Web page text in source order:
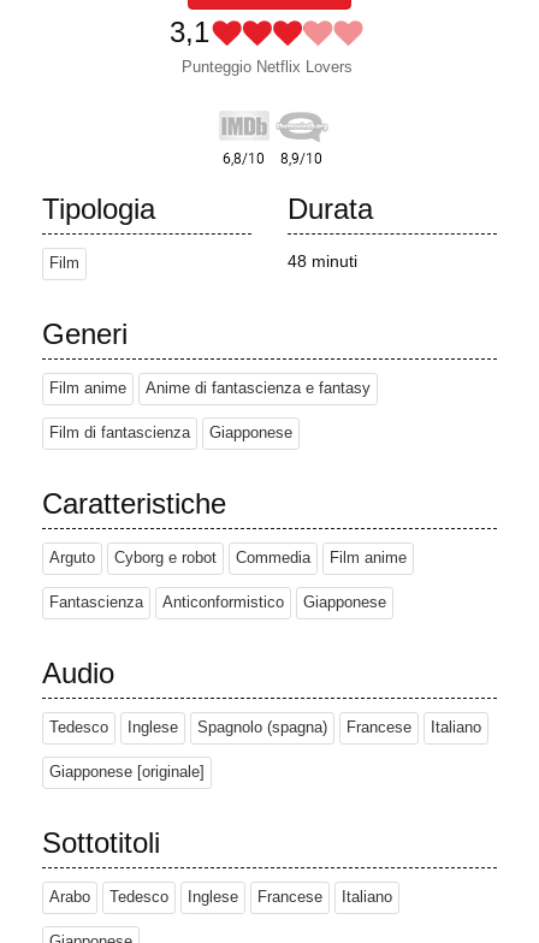
3,1
Punteggio Netflix Lovers
Tipologia
Film
Durata
48 minuti
Generi
Film anime Anime di fantascienza e fantasy
Film di fantascienza Giapponese
Caratteristiche
Arguto Cyborg e robot Commedia Film anime
Fantascienza Anticonformistico Giapponese
Audio
Tedesco Inglese Spagnolo (spagna) Francese Italiano
Giapponese [originale]
Sottotitoli
Arabo Tedesco Inglese Francese Italiano